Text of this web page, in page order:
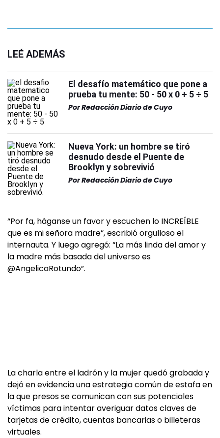
LEÉ ADEMÁS
El desafío matemático que pone a
prueba tu mente: 50 - 50 x 0 + 5 ÷ 5
PorRedacción Diario de Cuyo
Nueva York: un hombre se tiró
desnudo desde el Puente de
Brooklyn y sobrevivió
PorRedacción Diario de Cuyo
“Por fa, háganse un favor y escuchen lo INCREÍBLE
que es mi señora madre”, escribió orgulloso el
internauta. Y luego agregó: “La más linda del amor y
la madre más basada del universo es
@AngelicaRotundo”.
La charla entre el ladrón y la mujer quedó grabada y
dejó en evidencia una estrategia común de estafa en
la que presos se comunican con sus potenciales
víctimas para intentar averiguar datos claves de
tarjetas de crédito, cuentas bancarias o billeteras
virtuales.